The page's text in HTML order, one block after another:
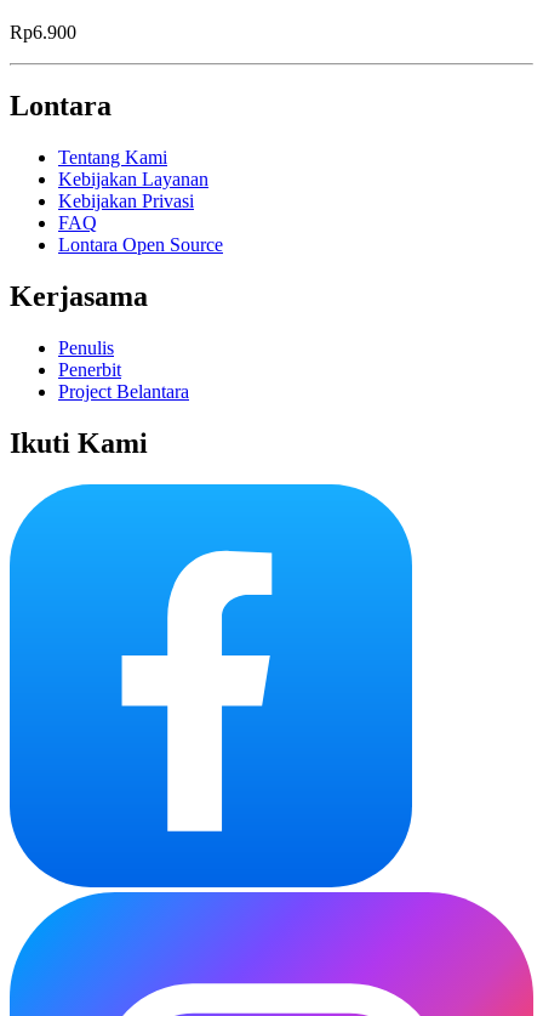
Rp6.900
Lontara
Tentang Kami
Kebijakan Layanan
Kebijakan Privasi
FAQ
Lontara Open Source
Kerjasama
Penulis
Penerbit
Project Belantara
Ikuti Kami